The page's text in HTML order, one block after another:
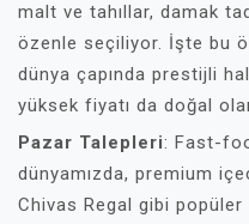
malt ve tahıllar, damak
özenle seçiliyor. İşte bu
dünya çapında prestijli
yüksek fiyatı da doğal
Pazar Talepleri: Fast-
dünyamızda, premium
Chivas Regal gibi